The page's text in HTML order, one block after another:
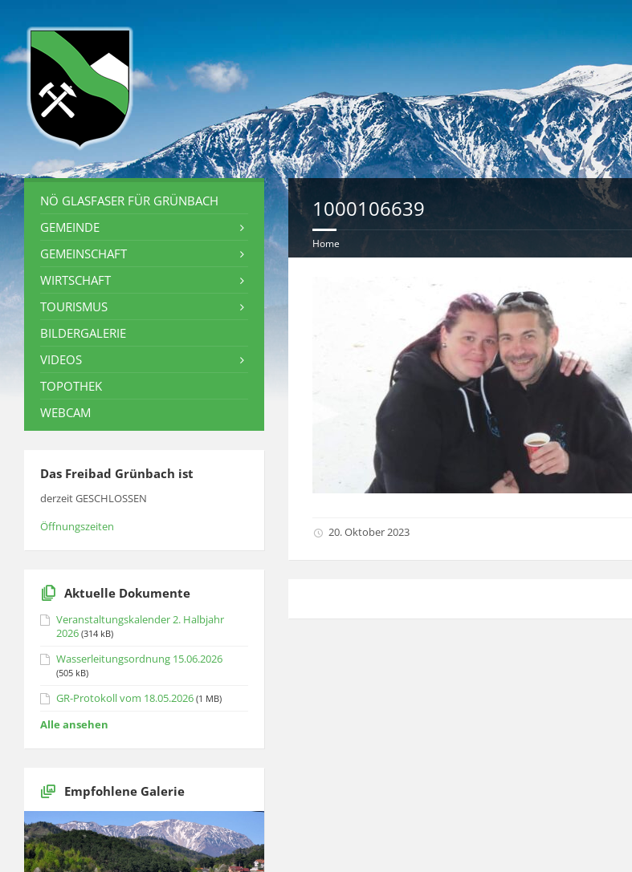
1000106639
Home
20. Oktober 2023
NÖ GLASFASER FÜR GRÜNBACH
GEMEINDE
GEMEINSCHAFT
WIRTSCHAFT
TOURISMUS
BILDERGALERIE
VIDEOS
TOPOTHEK
WEBCAM
Das Freibad Grünbach ist
derzeit GESCHLOSSEN
Öffnungszeiten
Aktuelle Dokumente
Veranstaltungskalender 2. Halbjahr
2026 (314 kB)
Wasserleitungsordnung 15.06.2026
(505 kB)
GR-Protokoll vom 18.05.2026 (1 MB)
Alle ansehen
Empfohlene Galerie